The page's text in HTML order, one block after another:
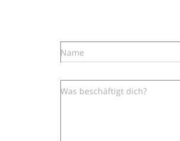
Name
Was beschäftigt dich?